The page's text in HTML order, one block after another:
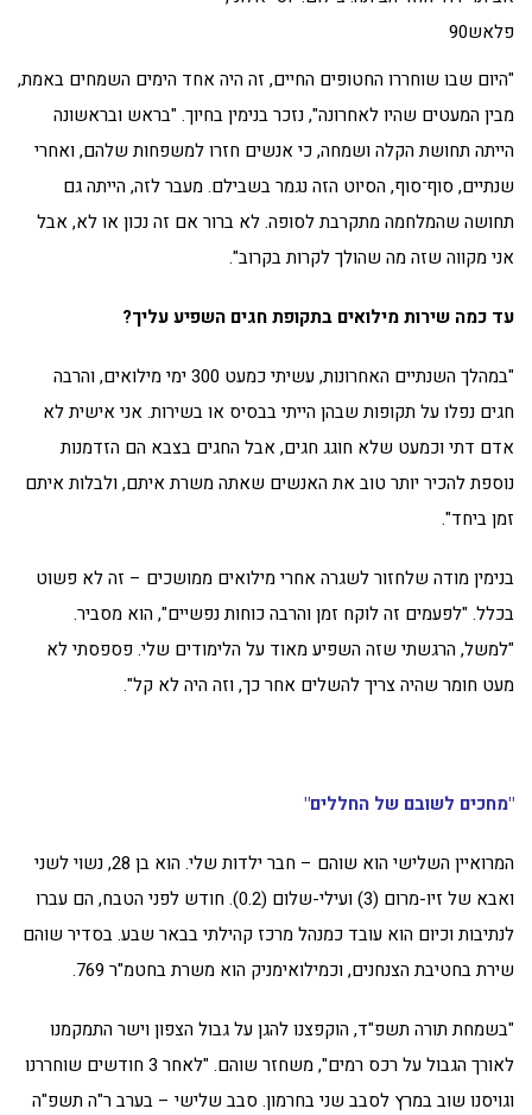
פלאש90
"היום שבו שוחררו החטופים החיים, זה היה אחד הימים השמחים באמת,
מבין המעטים שהיו לאחרונה", נזכר בנימין בחיוך. "בראש ובראשונה
הייתה תחושת הקלה ושמחה, כי אנשים חזרו למשפחות שלהם, ואחרי
שנתיים, סוף־סוף, הסיוט הזה נגמר בשבילם. מעבר לזה, הייתה גם
תחושה שהמלחמה מתקרבת לסופה. לא ברור אם זה נכון או לא, אבל
אני מקווה שזה מה שהולך לקרות בקרוב".
עד כמה שירות מילואים בתקופת חגים השפיע עליך?
"במהלך השנתיים האחרונות, עשיתי כמעט 300 ימי מילואים, והרבה
חגים נפלו על תקופות שבהן הייתי בבסיס או בשירות. אני אישית לא
אדם דתי וכמעט שלא חוגג חגים, אבל החגים בצבא הם הזדמנות
נוספת להכיר יותר טוב את האנשים שאתה משרת איתם, ולבלות איתם
זמן ביחד".
בנימין מודה שלחזור לשגרה אחרי מילואים ממושכים – זה לא פשוט
בכלל. "לפעמים זה לוקח זמן והרבה כוחות נפשיים", הוא מסביר.
"למשל, הרגשתי שזה השפיע מאוד על הלימודים שלי. פספסתי לא
מעט חומר שהיה צריך להשלים אחר כך, וזה היה לא קל".
"מחכים לשובם של החללים"
המרואיין השלישי הוא שוהם – חבר ילדות שלי. הוא בן 28, נשוי לשני
ואבא של זיו-מרום (3) ועילי-שלום (0.2). חודש לפני הטבח, הם עברו
לנתיבות וכיום הוא עובד כמנהל מרכז קהילתי בבאר שבע. בסדיר שוהם
שירת בחטיבת הצנחנים, וכמילואימניק הוא משרת בחטמ"ר 769.
"בשמחת תורה תשפ"ד, הוקפצנו להגן על גבול הצפון וישר התמקמנו
לאורך הגבול על רכס רמים", משחזר שוהם. "לאחר 3 חודשים שוחררנו
וגויסנו שוב במרץ לסבב שני בחרמון. סבב שלישי – בערב ר"ה תשפ"ה